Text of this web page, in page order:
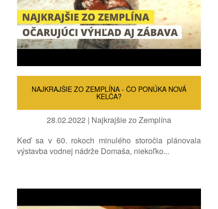
NAJKRAJŠIE ZO ZEMPLÍNA - ČO PONÚKA NOVÁ
KELČA?
28.02.2022 | Najkrajšie zo Zemplína
Keď sa v 60. rokoch minulého storočia plánovala
výstavba vodnej nádrže Domaša, niekoľko...